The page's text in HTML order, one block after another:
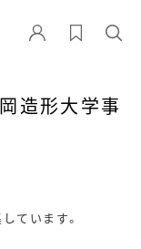
造形大学事
ています。